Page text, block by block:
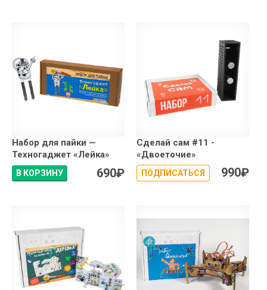
Набор для пайки —
Техногаджет «Лейка»
В КОРЗИНУ 690₽
Сделай сам #11 -
«Двоеточие»
ПОДПИСАТЬСЯ 990₽